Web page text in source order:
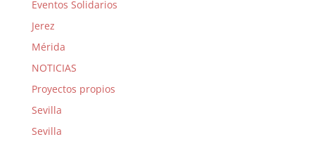
Eventos Solidarios
Jerez
Mérida
NOTICIAS
Proyectos propios
Sevilla
Sevilla